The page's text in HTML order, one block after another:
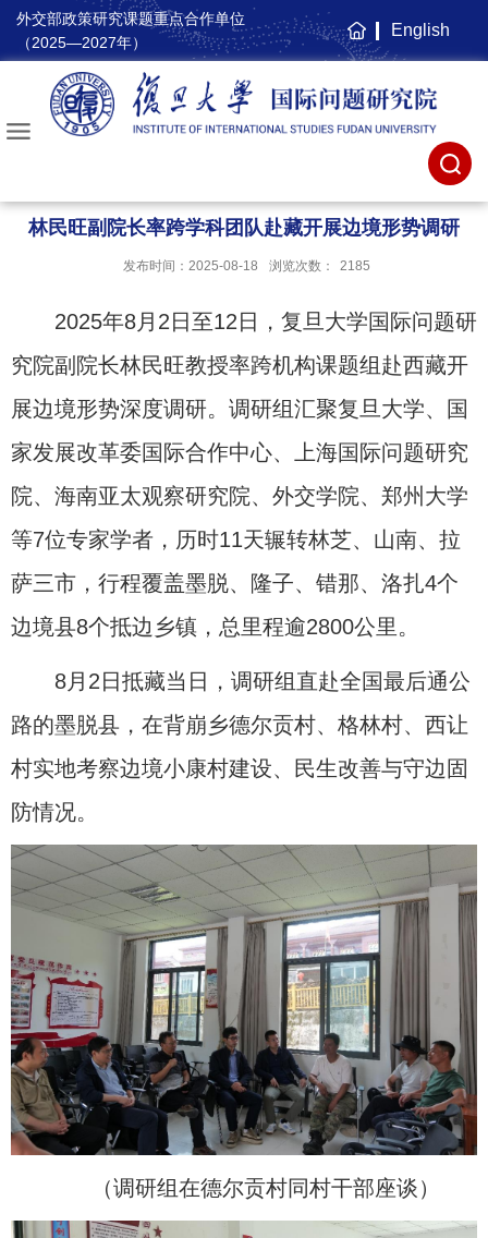
外交部政策研究课题重点合作单位
（2025—2027年）
主
页
English
林民旺副院长率跨学科团队赴藏开展边境形势调研
发布时间：2025-08-18 浏览次数： 2185
2025年8月2日至12日，复旦大学国际问题研
究院副院长林民旺教授率跨机构课题组赴西藏开
展边境形势深度调研。调研组汇聚复旦大学、国
家发展改革委国际合作中心、上海国际问题研究
院、海南亚太观察研究院、外交学院、郑州大学
等7位专家学者，历时11天辗转林芝、山南、拉
萨三市，行程覆盖墨脱、隆子、错那、洛扎4个
边境县8个抵边乡镇，总里程逾2800公里。
8月2日抵藏当日，调研组直赴全国最后通公
路的墨脱县，在背崩乡德尔贡村、格林村、西让
村实地考察边境小康村建设、民生改善与守边固
防情况。
（调研组在德尔贡村同村干部座谈）